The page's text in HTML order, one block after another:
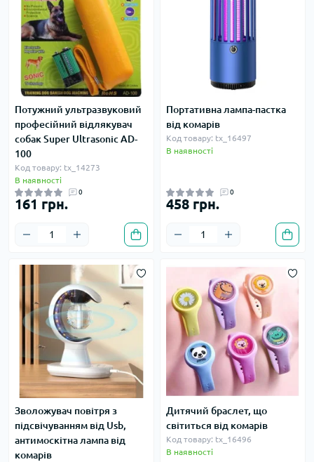
Потужний ультразвуковий
професійний відлякувач
собак Super Ultrasonic AD-
100
Код товару: tx_14273
В наявності
0
161 грн.
Портативна лампа-пастка
від комарів
Код товару: tx_16497
В наявності
0
458 грн.
Зволожувач повітря з
підсвічуванням від Usb,
антимоскітна лампа від
комарів
Дитячий браслет, що
світиться від комарів
Код товару: tx_16496
В наявності